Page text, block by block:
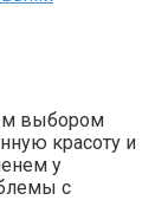
выбором
красоту и
у
с